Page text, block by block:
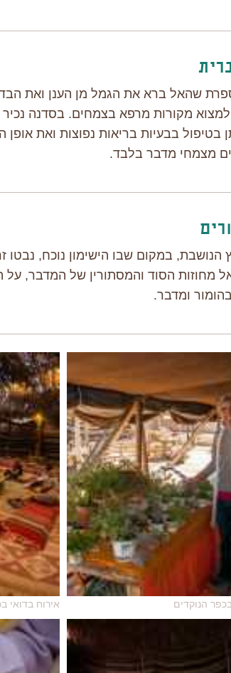
שהאל ברא את הגמל מן הענן ואת
ולמצוא מקורות מרפא בצמחים. בסדנה
בטיפול בבעיות בריאות נפוצות ואת
מצמחי מדבר בלבד.
במקום שבו הישימון נוכח, נבטו
מחוזות הסוד והמסתורין של המדבר, על
ומדבר.
הנוקדים אירוח בדואי